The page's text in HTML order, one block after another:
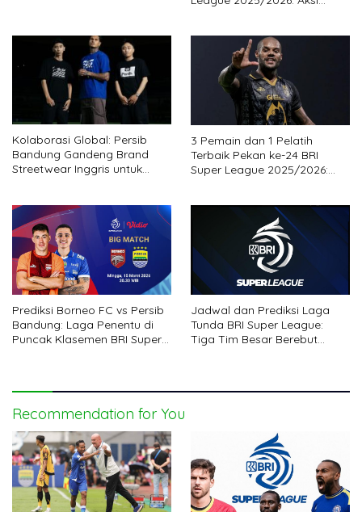
Kolaborasi Global: Persib
Bandung Gandeng Brand
Streetwear Inggris untuk
3 Pemain dan 1 Pelatih
Terbaik Pekan ke-24 BRI
Super League 2025/2026:
Prediksi Borneo FC vs Persib
Bandung: Laga Penentu di
Puncak Klasemen BRI Super
Jadwal dan Prediksi Laga
Tunda BRI Super League:
Tiga Tim Besar Berebut
Recommendation for You